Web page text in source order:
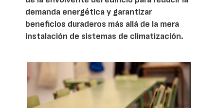
demanda energética y garantizar
beneficios duraderos más allá de la mera
instalación de sistemas de climatización.